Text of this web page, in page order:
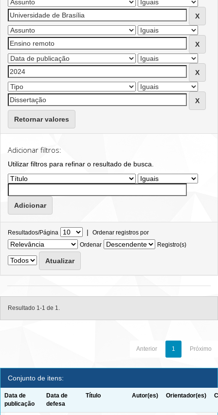
Retornar valores
Adicionar filtros:
Utilizar filtros para refinar o resultado de busca.
Resultados/Página | Ordenar registros por
Ordenar
Registro(s)
Resultado 1-1 de 1.
Anterior 1 Próximo
Conjunto de itens:
Data de
publicação
Data de
defesa
Título Autor(es) Orientador(es)